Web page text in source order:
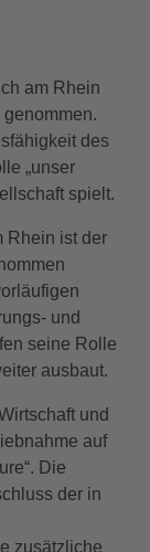
am Rhein
des
„unser
spielt.
Rhein ist der
und
seine Rolle
ausbaut.
und
auf
Die
der in
zusätzliche